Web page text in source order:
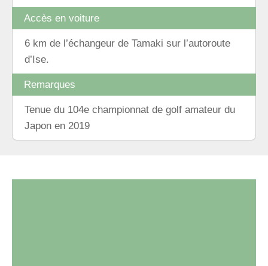
Accès en voiture
6 km de l’échangeur de Tamaki sur l’autoroute
d’Ise.
Remarques
Tenue du 104e championnat de golf amateur du
Japon en 2019